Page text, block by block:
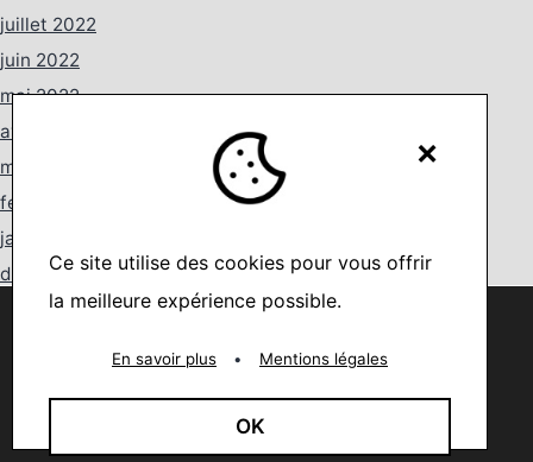
juillet 2022
juin 2022
mai 2022
avril 2022
mars 2022
février 2022
janvier 2022
décembre 2021
octobre 2021
mai 2021
×
Ce site utilise des cookies pour vous offrir
la meilleure expérience possible.
En savoir plus • Mentions légales
OK
Nous utilisons des cookies pour vous offrir la meilleure
You can find out more about which cookies we are using or